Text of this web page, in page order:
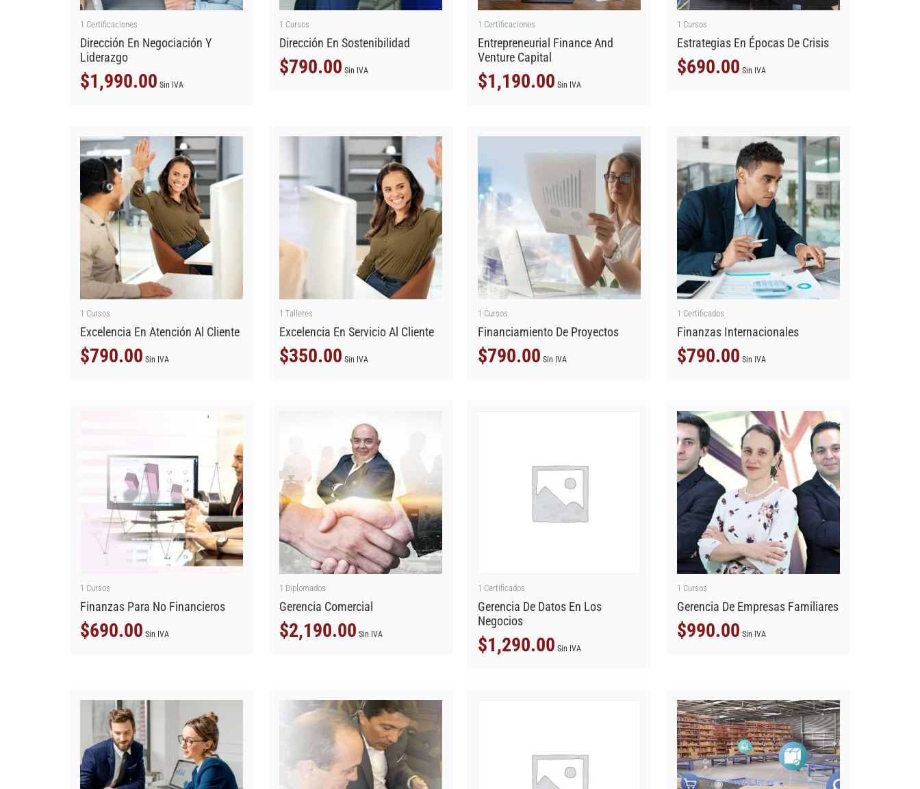
1 Certificaciones
Dirección En Negociación Y
Liderazgo
$1,990.00 Sin IVA
1 Cursos
Dirección En Sostenibilidad
$790.00 Sin IVA
1 Certificaciones
Entrepreneurial Finance And
Venture Capital
$1,190.00 Sin IVA
1 Cursos
Estrategias En Épocas De Crisis
$690.00 Sin IVA
1 Cursos
Excelencia En Atención Al Cliente
$790.00 Sin IVA
1 Talleres
Excelencia En Servicio Al Cliente
$350.00 Sin IVA
1 Cursos
Financiamiento De Proyectos
$790.00 Sin IVA
1 Certificados
Finanzas Internacionales
$790.00 Sin IVA
1 Cursos
Finanzas Para No Financieros
$690.00 Sin IVA
1 Diplomados
Gerencia Comercial
$2,190.00 Sin IVA
1 Certificados
Gerencia De Datos En Los
Negocios
$1,290.00 Sin IVA
1 Cursos
Gerencia De Empresas Familiares
$990.00 Sin IVA